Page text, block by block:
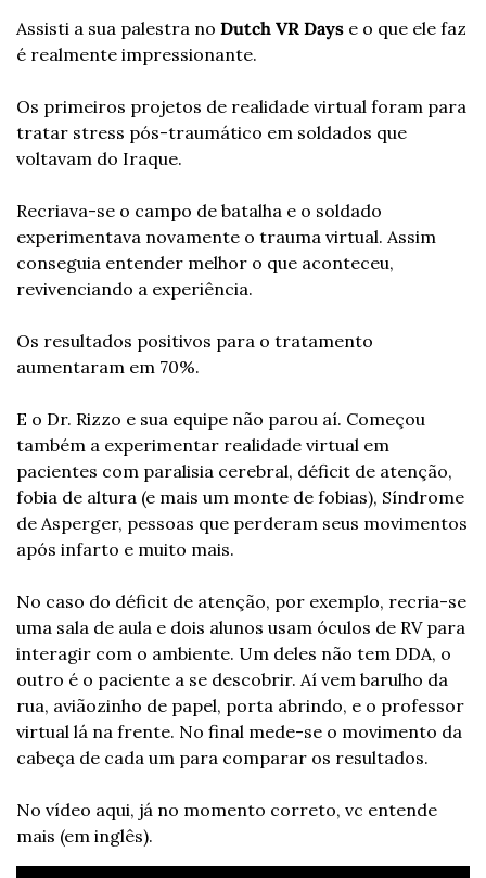
Assisti a sua palestra no Dutch VR Days e o que ele faz
é realmente impressionante.
Os primeiros projetos de realidade virtual foram para
tratar stress pós-traumático em soldados que
voltavam do Iraque.
Recriava-se o campo de batalha e o soldado
experimentava novamente o trauma virtual. Assim
conseguia entender melhor o que aconteceu,
revivenciando a experiência.
Os resultados positivos para o tratamento
aumentaram em 70%.
E o Dr. Rizzo e sua equipe não parou aí. Começou
também a experimentar realidade virtual em
pacientes com paralisia cerebral, déficit de atenção,
fobia de altura (e mais um monte de fobias), Síndrome
de Asperger, pessoas que perderam seus movimentos
após infarto e muito mais.
No caso do déficit de atenção, por exemplo, recria-se
uma sala de aula e dois alunos usam óculos de RV para
interagir com o ambiente. Um deles não tem DDA, o
outro é o paciente a se descobrir. Aí vem barulho da
rua, aviãozinho de papel, porta abrindo, e o professor
virtual lá na frente. No final mede-se o movimento da
cabeça de cada um para comparar os resultados.
No vídeo aqui, já no momento correto, vc entende
mais (em inglês).